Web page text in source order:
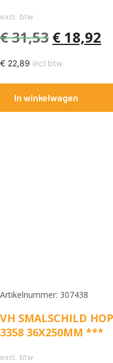
excl. btw
€31,53 € 18,92
€ 22,89 incl btw
In winkelwagen
Artikelnummer: 307438
VH SMALSCHILD
3358 36X250MM ***
excl. btw